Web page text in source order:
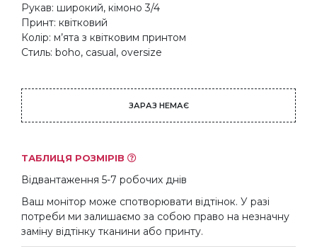
Рукав: широкий, кімоно 3/4
Принт: квітковий
Колір: м’ята з квітковим принтом
Стиль: boho, casual, oversize
ЗАРАЗ НЕМАЄ
ТАБЛИЦЯ РОЗМІРІВ
Відвантаження 5-7 робочих днів
Ваш монітор може спотворювати відтінок. У разі
потреби ми залишаємо за собою право на незначну
заміну відтінку тканини або принту.